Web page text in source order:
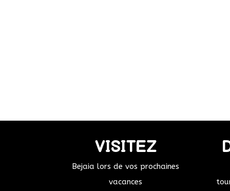
VISITEZ
Bejaia lors de vos prochaines
vacances